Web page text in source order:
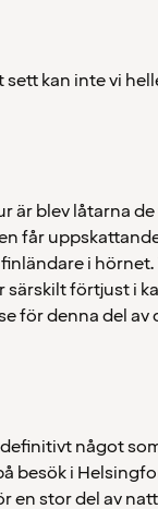
sett kan inte vi
är blev låtarna
får
i
särskilt förtjust i
för denna del av
något
besök i
en stor del av